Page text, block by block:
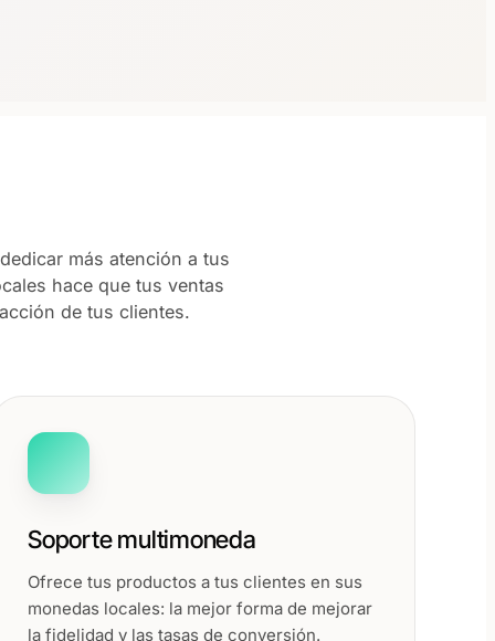
más atención a tus
hace que tus ventas
de tus clientes.
Soporte multimoneda
Ofrece tus productos a tus clientes en sus
monedas locales: la mejor forma de mejorar
la fidelidad y las tasas de conversión.